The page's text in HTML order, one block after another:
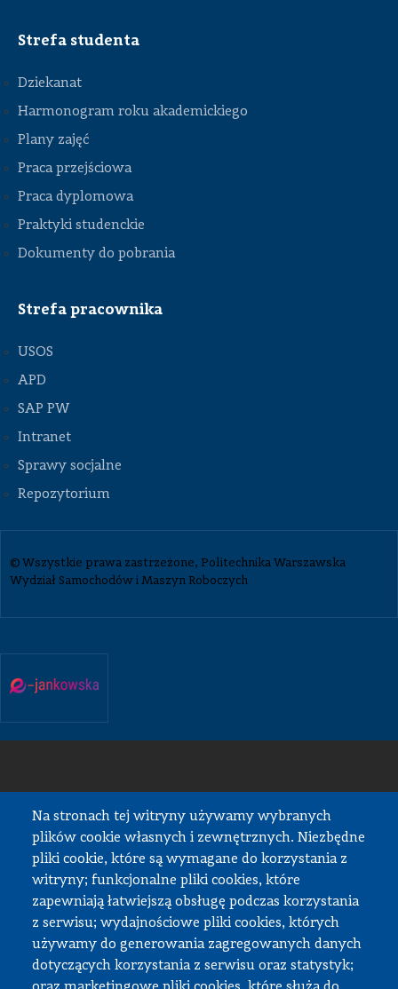
Na stronach tej witryny używamy wybranych
plików cookie własnych i zewnętrznych. Niezbędne
pliki cookie, które są wymagane do korzystania z
witryny; funkcjonalne pliki cookies, które
zapewniają łatwiejszą obsługę podczas korzystania
z serwisu; wydajnościowe pliki cookies, których
używamy do generowania zagregowanych danych
dotyczących korzystania z serwisu oraz statystyk;
STOPKA
Strefa studenta
Dziekanat
Harmonogram roku akademickiego
Plany zajęć
Praca przejściowa
Praca dyplomowa
Praktyki studenckie
Dokumenty do pobrania
Strefa pracownika
USOS
APD
SAP PW
Intranet
Sprawy socjalne
Repozytorium
© Wszystkie prawa zastrzeżone, Politechnika Warszawska
Wydział Samochodów i Maszyn Roboczych